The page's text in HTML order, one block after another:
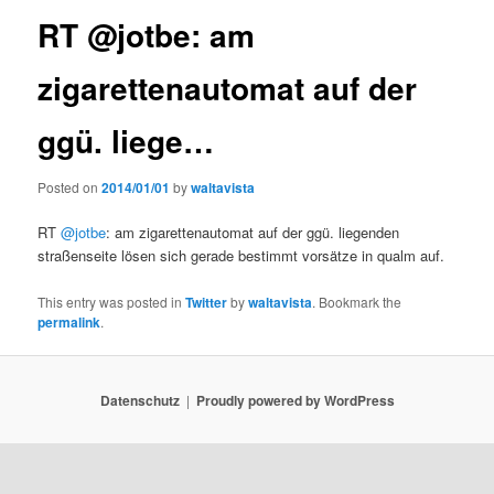
RT @jotbe: am
zigarettenautomat auf der
ggü. liege…
Posted on2014/01/01 bywaltavista
RT@jotbe: am zigarettenautomat auf der ggü. liegenden
straßenseite lösen sich gerade bestimmt vorsätze in qualm auf.
This entry was posted inTwitterbywaltavista. Bookmark the
permalink.
Datenschutz Proudly powered by WordPress